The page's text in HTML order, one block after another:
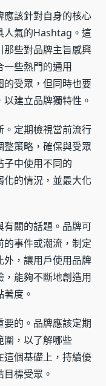
該針對自身的核心
人氣的Hashtag。這
那些對品牌主旨感興
一些熱門的通用
受眾，但同時也要
建立品牌獨特性。
定期檢視當前流行
策略，確保與受眾
子中使用不同的
的情況，並最大化
關的話題。品牌可
事件或潮流，制定
外，讓用戶使用品牌
能夠不斷地創造用
度。
的。品牌應該定期
，以了解哪些
個基礎上，持續優
標受眾。